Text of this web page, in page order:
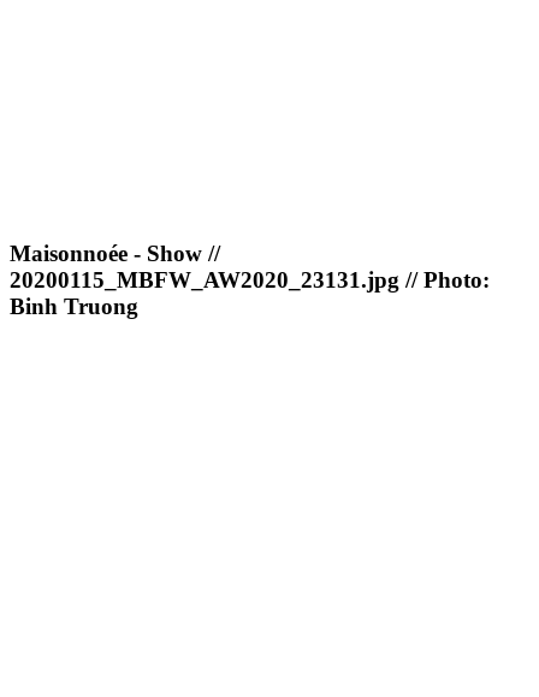
Maisonnoée - Show //
20200115_MBFW_AW2020_23131.jpg // Photo:
Binh Truong